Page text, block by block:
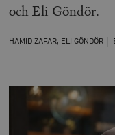
och Eli Göndör.
HAMID ZAFAR, ELI GÖNDÖR